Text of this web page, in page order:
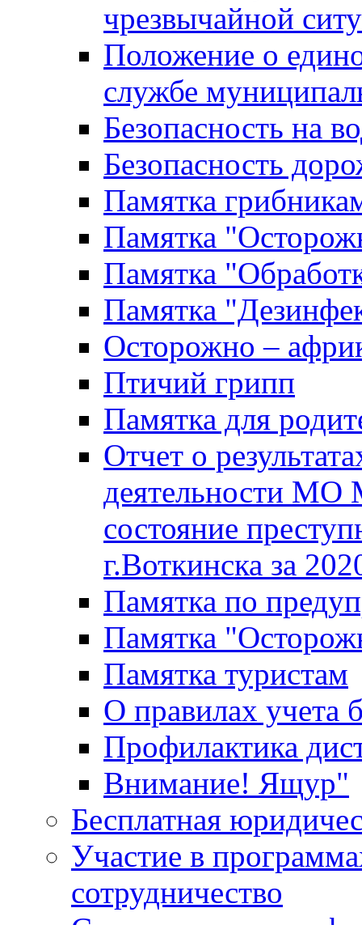
чрезвычайной
Положение о
службе
Безопасность на
Безопасность
Памятка
Памятка
Памятка
Памятка
Осторожно –
Птичий грипп
Памятка для
Отчет о
деятельности МО
состояние
г.Воткинска за
Памятка по
Памятка
Памятка туристам
О правилах учета
Профилактика
Внимание! Ящур"
Бесплатная
Участие в
сотрудничество